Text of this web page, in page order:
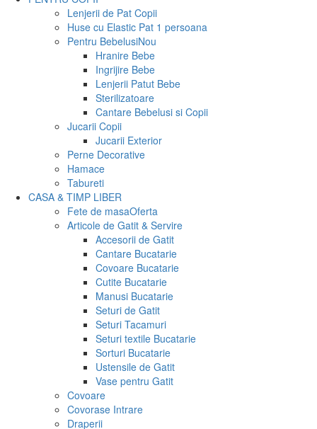
Lenjerii de Pat Copii
Huse cu Elastic Pat 1 persoana
Pentru BebelusiNou
Hranire Bebe
Ingrijire Bebe
Lenjerii Patut Bebe
Sterilizatoare
Cantare Bebelusi si Copii
Jucarii Copii
Jucarii Exterior
Perne Decorative
Hamace
Tabureti
CASA & TIMP LIBER
Fete de masaOferta
Articole de Gatit & Servire
Accesorii de Gatit
Cantare Bucatarie
Covoare Bucatarie
Cutite Bucatarie
Manusi Bucatarie
Seturi de Gatit
Seturi Tacamuri
Seturi textile Bucatarie
Sorturi Bucatarie
Ustensile de Gatit
Vase pentru Gatit
Covoare
Covorase Intrare
Draperii